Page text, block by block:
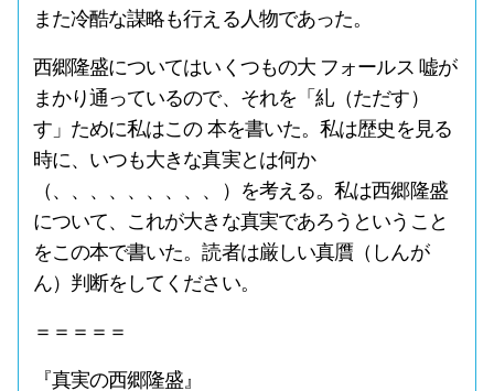
また冷酷な謀略も行える人物であった。
西郷隆盛についてはいくつもの大 フォールス 嘘が
まかり通っているので、それを「糺（ただす）
す」ために私はこの 本を書いた。私は歴史を見る
時に、いつも大きな真実とは何か
（、、、、、、、、、）を考える。私は西郷隆盛
について、これが大きな真実であろうということ
をこの本で書いた。読者は厳しい真贋（しんが
ん）判断をしてください。
＝＝＝＝＝
『真実の西郷隆盛』